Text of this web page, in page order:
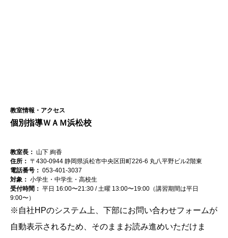
教室情報・アクセス
個別指導ＷＡＭ浜松校
教室長： 山下 絢香
住所： 〒430-0944 静岡県浜松市中央区田町226-6 丸八平野ビル2階東
電話番号： 053-401-3037
対象： 小学生・中学生・高校生
受付時間： 平日 16:00〜21:30 / 土曜 13:00〜19:00（講習期間は平日
9:00〜）
※自社HPのシステム上、下部にお問い合わせフォームが
自動表示されるため、そのままお読み進めいただけま